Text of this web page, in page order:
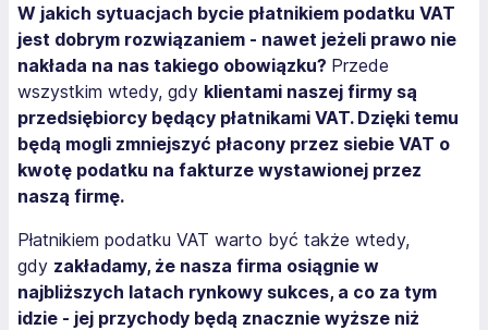
W jakich sytuacjach bycie płatnikiem podatku VAT
jest dobrym rozwiązaniem - nawet jeżeli prawo nie
nakłada na nas takiego obowiązku? Przede
wszystkim wtedy, gdy klientami naszej firmy są
przedsiębiorcy będący płatnikami VAT. Dzięki temu
będą mogli zmniejszyć płacony przez siebie VAT o
kwotę podatku na fakturze wystawionej przez
naszą firmę.
Płatnikiem podatku VAT warto być także wtedy,
gdy zakładamy, że nasza firma osiągnie w
najbliższych latach rynkowy sukces, a co za tym
idzie - jej przychody będą znacznie wyższe niż